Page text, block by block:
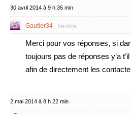
30 avril 2014 à 9 h 35 min
Gautier34 Membre
Merci pour vos réponses, si
toujours pas de réponses y’a
afin de directement les
2 mai 2014 à 8 h 22 min